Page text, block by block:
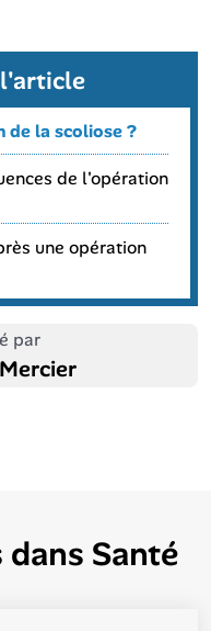
de la scoliose ?
de l'opération
une opération
par
Santé